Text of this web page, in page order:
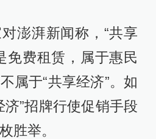
澎湃新闻称，“共享
免费租赁，属于惠民
属于“共享经济”。如
济”招牌行使促销手段
胜举。